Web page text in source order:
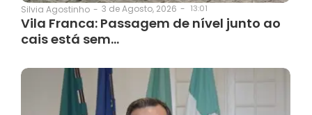
Silvia Agostinho - 3 de Agosto, 2026 - 13:01
Vila Franca: Passagem de nível junto ao
cais está sem…